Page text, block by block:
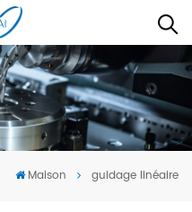
Maison guidage linéaire